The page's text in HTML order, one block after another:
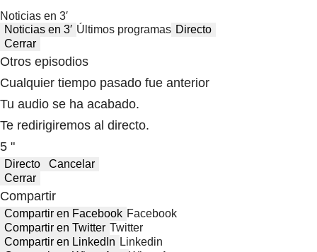
Noticias en 3′
Noticias en 3′ Últimos programas Directo
Cerrar
Otros episodios
Cualquier tiempo pasado fue anterior
Tu audio se ha acabado.
Te redirigiremos al directo.
5 "
Directo
Cancelar
Cerrar
Compartir
Compartir en Facebook Facebook
Compartir en Twitter Twitter
Compartir en LinkedIn Linkedin